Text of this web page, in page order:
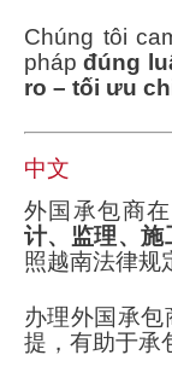
Chúng tôi
phápđúng
ro – tối ưu
中文
外国承包商
计、监理、施
照越南法律规
办理外国承
提，有助于承